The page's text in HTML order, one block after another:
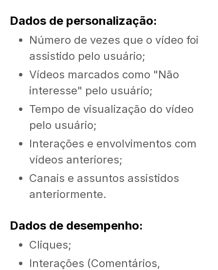
Dados de personalização:
Número de vezes que o vídeo foi
assistido pelo usuário;
Vídeos marcados como "Não
interesse" pelo usuário;
Tempo de visualização do vídeo
pelo usuário;
Interações e envolvimentos com
vídeos anteriores;
Canais e assuntos assistidos
anteriormente.
Dados de desempenho:
Cliques;
Interações (Comentários,